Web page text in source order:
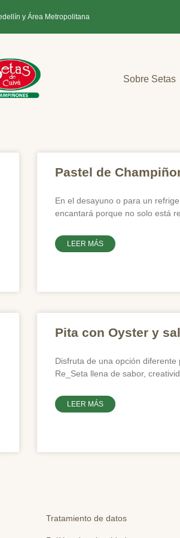
y Área Metropolitana
Sobre Setas
Pastel de
En el desayuno o para un
encantará porque no solo está
LEER MÁS
Pita con Oyster y
Disfruta de una opción
Re_Seta llena de sabor,
LEER MÁS
Tratamiento de datos